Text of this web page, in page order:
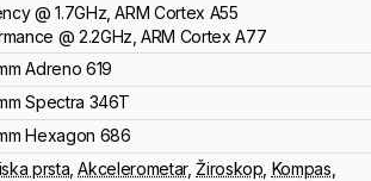
@ 1.7GHz,ARM Cortex A55
@ 2.2GHz,ARM Cortex A77
Adreno 619
Spectra 346T
Hexagon 686
prsta ,Akcelerometar,Žiroskop Kompas